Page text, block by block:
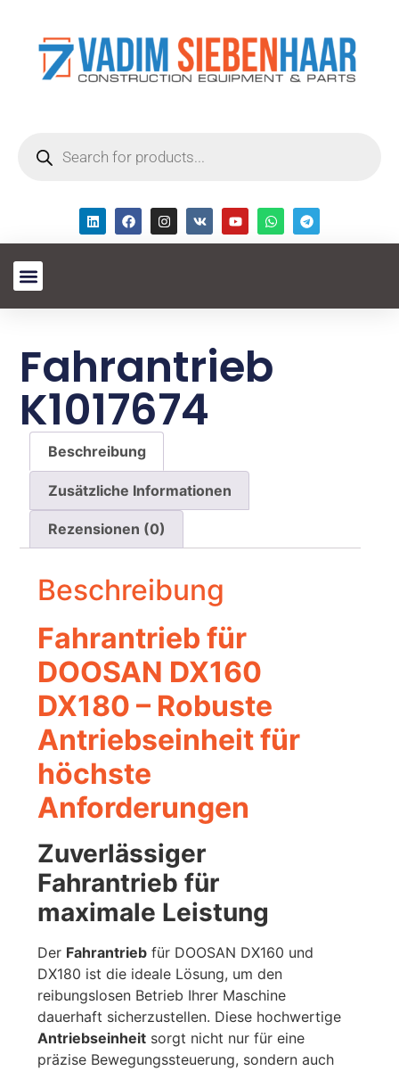
Fahrantrieb
K1017674
Beschreibung
Zusätzliche Informationen
Rezensionen (0)
Beschreibung
Fahrantrieb für
DOOSAN DX160
DX180 – Robuste
Antriebseinheit für
höchste
Anforderungen
Zuverlässiger
Fahrantrieb für
maximale Leistung
Der Fahrantrieb für DOOSAN DX160 und
DX180 ist die ideale Lösung, um den
reibungslosen Betrieb Ihrer Maschine
dauerhaft sicherzustellen. Diese hochwertige
Antriebseinheit sorgt nicht nur für eine
präzise Bewegungssteuerung, sondern auch